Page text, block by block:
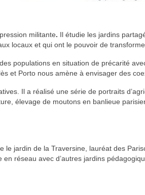
militante. Il étudie les jardins
locaux et qui ont le pouvoir de
populations en situation de précarité
et Porto nous amène à envisager des
Il a réalisé une série de portraits
élevage de moutons en banlieue
le jardin de la Traversine, lauréat des
réseau avec d’autres jardins